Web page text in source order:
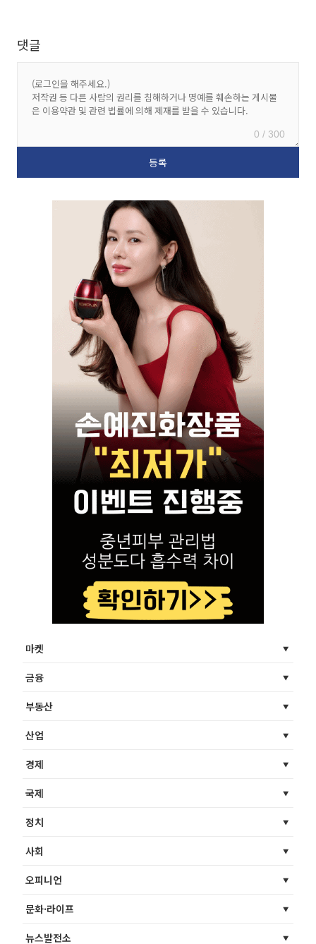
댓글
0 / 300
마켓
금융
부동산
산업
경제
국제
정치
사회
오피니언
문화·라이프
뉴스발전소